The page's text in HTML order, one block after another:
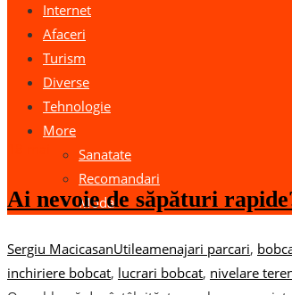
Internet
Afaceri
Turism
Diverse
Tehnologie
More
Sanatate
Recomandari
Moda
Ai nevoie de săpături
Sergiu MacicasanUtileamenajari parcari,
inchiriere bobcat, lucrari bobcat, nivelare